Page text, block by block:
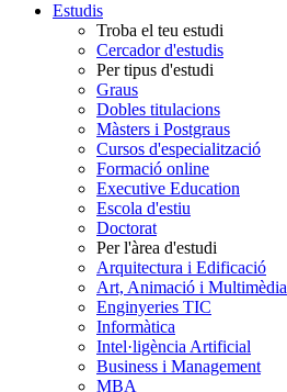
Estudis
Troba el teu estudi
Cercador d'estudis
Per tipus d'estudi
Graus
Dobles titulacions
Màsters i Postgraus
Cursos d'especialització
Formació online
Executive Education
Escola d'estiu
Doctorat
Per l'àrea d'estudi
Arquitectura i Edificació
Art, Animació i Multimèdia
Enginyeries TIC
Informàtica
Intel·ligència Artificial
Business i Management
MBA